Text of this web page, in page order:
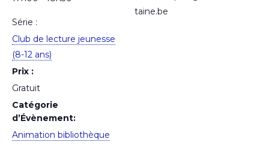
Série :
Club de lecture jeunesse
(8-12 ans)
Prix :
Gratuit
Catégorie
d’Évènement:
Animation bibliothèque
taine.be